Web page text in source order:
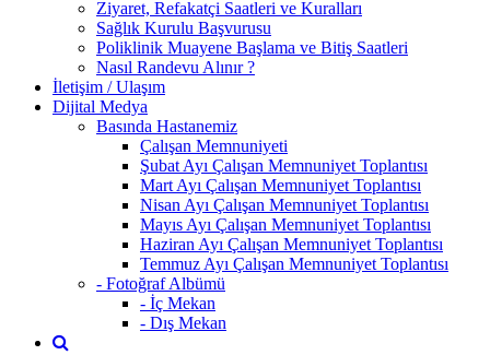
Ziyaret, Refakatçi Saatleri ve Kuralları
Sağlık Kurulu Başvurusu
Poliklinik Muayene Başlama ve Bitiş Saatleri
Nasıl Randevu Alınır ?
İletişim / Ulaşım
Dijital Medya
Basında Hastanemiz
Çalışan Memnuniyeti
Şubat Ayı Çalışan Memnuniyet Toplantısı
Mart Ayı Çalışan Memnuniyet Toplantısı
Nisan Ayı Çalışan Memnuniyet Toplantısı
Mayıs Ayı Çalışan Memnuniyet Toplantısı
Haziran Ayı Çalışan Memnuniyet Toplantısı
Temmuz Ayı Çalışan Memnuniyet Toplantısı
- Fotoğraf Albümü
- İç Mekan
- Dış Mekan